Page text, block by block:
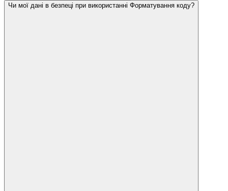
Чи мої дані в безпеці при використанні Форматування коду?